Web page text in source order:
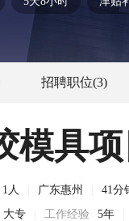
招聘职位(3)
模具
1人 广东惠州
41分
大专 工作经验 5年